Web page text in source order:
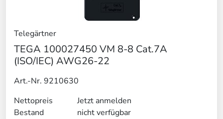
Telegärtner
TEGA 100027450 VM 8-8 Cat.7A
(ISO/IEC) AWG26-22
Art.-Nr. 9210630
Nettopreis
Jetzt anmelden
Bestand
nicht verfügbar